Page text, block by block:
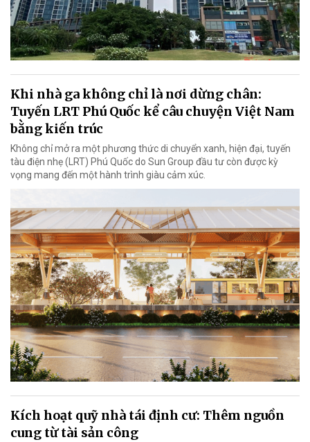
Khi nhà ga không chỉ là nơi dừng chân:
Tuyến LRT Phú Quốc kể câu chuyện Việt Nam
bằng kiến trúc
Không chỉ mở ra một phương thức di chuyển xanh, hiện đại, tuyến
tàu điện nhẹ (LRT) Phú Quốc do Sun Group đầu tư còn được kỳ
vọng mang đến một hành trình giàu cảm xúc.
Kích hoạt quỹ nhà tái định cư: Thêm nguồn
cung từ tài sản công